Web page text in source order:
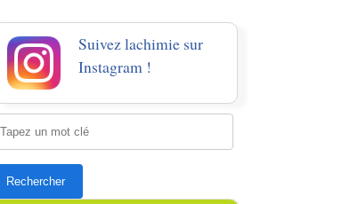
Suivez lachimie sur
Instagram !